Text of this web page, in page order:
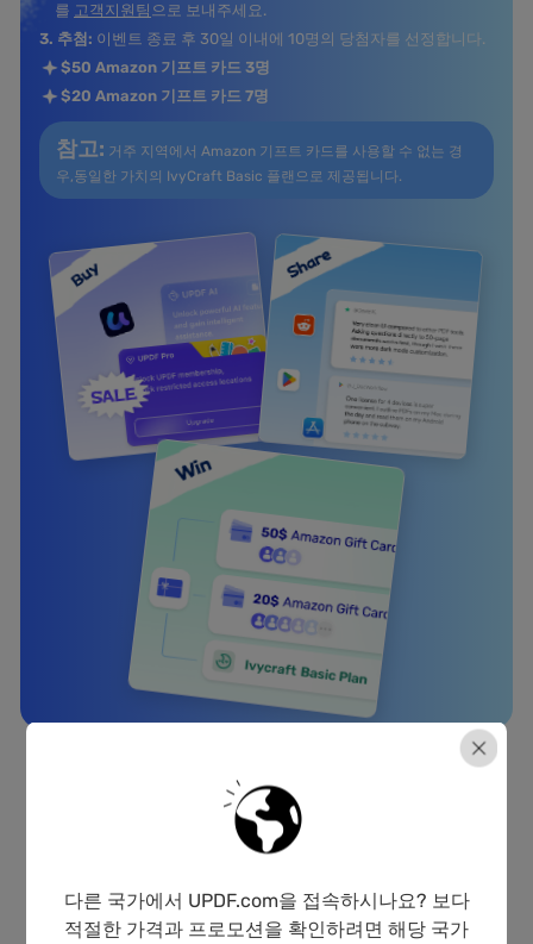
다른 국가에서 UPDF.com을 접속하시나요? 보다
적절한 가격과 프로모션을 확인하려면 해당 국가
를 고객지원팀 으로 보내주세요.
3. 추첨: 이벤트 종료 후 30일 이내에 10명의 당첨자를 선정합니다.
$50 Amazon 기프트 카드 3명
$20 Amazon 기프트 카드 7명
참고: 거주 지역에서 Amazon 기프트 카드를 사용할 수 없는 경
우,동일한 가치의 IvyCraft Basic 플랜으로 제공됩니다.
요?